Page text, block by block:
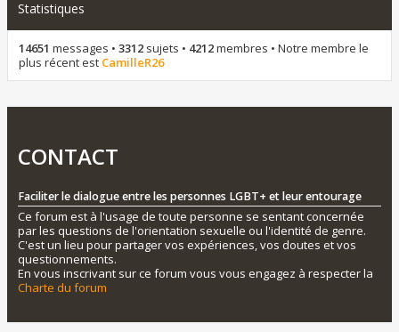
Statistiques
14651 messages • 3312 sujets • 4212membres • Notre membre le
plus récent est CamilleR26
CONTACT
Faciliter le dialogue entre les personnes LGBT+ et leur entourage
Ce forum est à l'usage de toute personne se sentant concernée
par les questions de l'orientation sexuelle ou l'identité de genre.
C'est un lieu pour partager vos expériences, vos doutes et vos
questionnements.
En vous inscrivant sur ce forum vous vous engagez à respecter la
Charte du forum